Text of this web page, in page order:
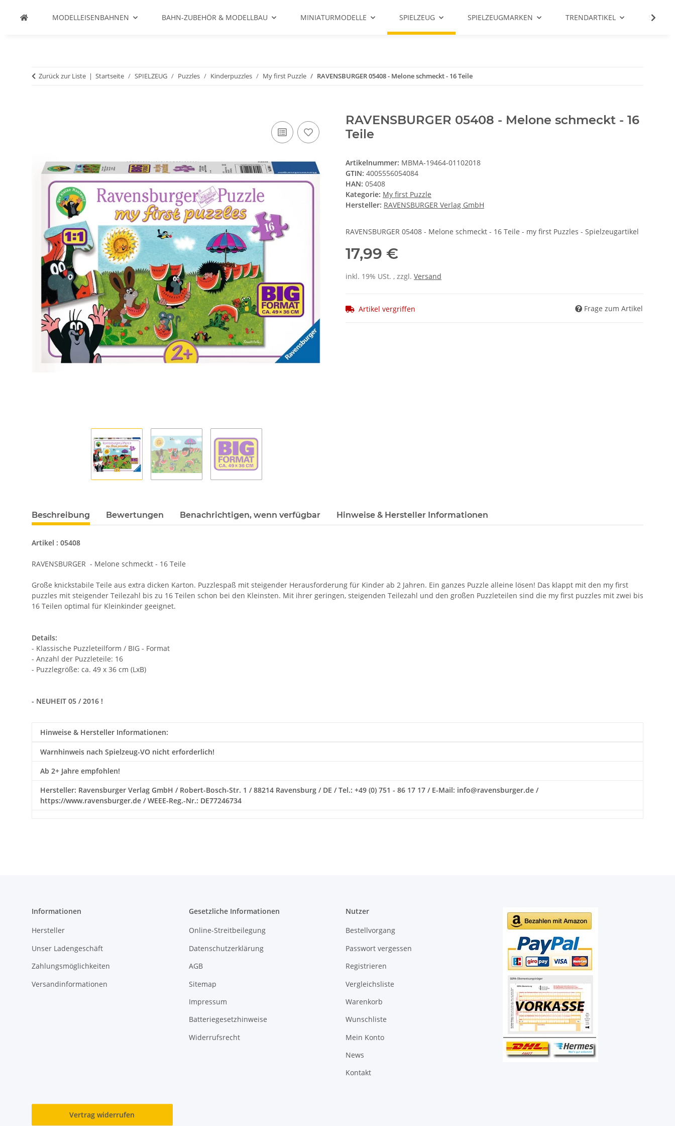
MODELLEISENBAHNEN BAHN-ZUBEHÖR & MODELLBAU MINIATURMODELLE SPIELZEUG SPIELZEUGMARKEN TRENDARTIKEL SALE %
Zurück zur Liste Startseite SPIELZEUG Puzzles Kinderpuzzles My first Puzzle RAVENSBURGER 05408 - Melone schmeckt - 16 Teile
RAVENSBURGER 05408 - Melone schmeckt - 16
Teile
Artikelnummer: MBMA-19464-01102018
GTIN: 4005556054084
HAN: 05408
Kategorie: My first Puzzle
Hersteller: RAVENSBURGER Verlag GmbH
RAVENSBURGER 05408 - Melone schmeckt - 16 Teile - my first Puzzles - Spielzeugartikel
17,99 €
inkl. 19% USt. , zzgl. Versand
Artikel vergriffen Frage zum Artikel
Beschreibung Bewertungen Benachrichtigen, wenn verfügbar Hinweise & Hersteller Informationen
Artikel : 05408
RAVENSBURGER - Melone schmeckt - 16 Teile
Große knickstabile Teile aus extra dicken Karton. Puzzlespaß mit steigender Herausforderung für Kinder ab 2 Jahren. Ein ganzes Puzzle alleine lösen! Das klappt mit den my first
puzzles mit steigender Teilezahl bis zu 16 Teilen schon bei den Kleinsten. Mit ihrer geringen, steigenden Teilezahl und den großen Puzzleteilen sind die my first puzzles mit zwei bis
16 Teilen optimal für Kleinkinder geeignet.
Details:
- Klassische Puzzleteilform / BIG - Format
- Anzahl der Puzzleteile: 16
- Puzzlegröße: ca. 49 x 36 cm (LxB)
- NEUHEIT 05 / 2016 !
Hinweise & Hersteller Informationen:
Warnhinweis nach Spielzeug-VO nicht erforderlich!
Ab 2+ Jahre empfohlen!
Hersteller: Ravensburger Verlag GmbH / Robert-Bosch-Str. 1 / 88214 Ravensburg / DE / Tel.: +49 (0) 751 - 86 17 17 / E-Mail: info@ravensburger.de /
https://www.ravensburger.de / WEEE-Reg.-Nr.: DE77246734
Informationen
Hersteller
Unser Ladengeschäft
Zahlungsmöglichkeiten
Versandinformationen
Gesetzliche Informationen
Online-Streitbeilegung
Datenschutzerklärung
AGB
Sitemap
Impressum
Batteriegesetzhinweise
Widerrufsrecht
Nutzer
Bestellvorgang
Passwort vergessen
Registrieren
Vergleichsliste
Warenkorb
Wunschliste
Mein Konto
News
Kontakt
Vertrag widerrufen